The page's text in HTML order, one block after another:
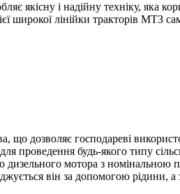
якісну і надійну техніку, яка
широкої лінійки тракторів МТЗ
що дозволяє господареві
проведення будь-якого типу
мотора з номінальною
він за допомогою рідини, а